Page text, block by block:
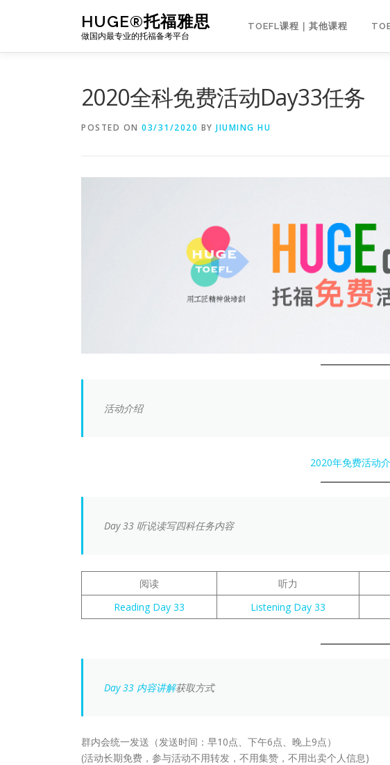
HUGE®托福雅思
做国内最专业的托福备考平台
TOEFL课程｜其他课程
2020全科免费活动Day33任务
POSTED ON 03/31/2020 BY JIUMING HU
活动介绍
2020年免费活动
Day 33 听说读写四科任务内容
阅读 听力
Reading Day 33
Listening Day 33
Day 33 内容讲解获取方式
群内会统一发送（发送时间：早10点、下午6点、晚上9点）
(活动长期免费，参与活动不用转发，不用集赞，不用出卖个人信息)